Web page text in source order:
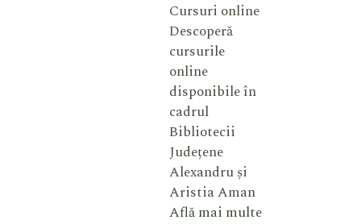
Cursuri online
Descoperă
cursurile
online
disponibile în
cadrul
Bibliotecii
Județene
Alexandru și
Aristia Aman
Află mai multe